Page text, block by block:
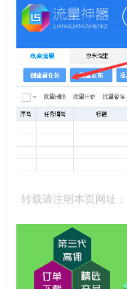
转载请注明本页网址：